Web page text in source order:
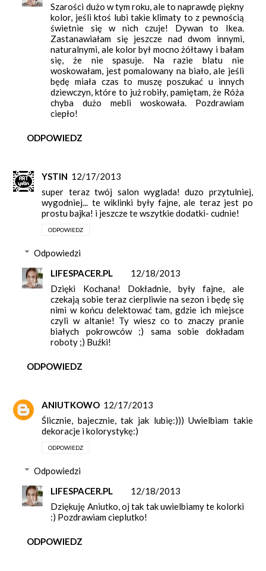
Szarości dużo w tym roku, ale to naprawdę piękny
kolor, jeśli ktoś lubi takie klimaty to z pewnością
świetnie się w nich czuje! Dywan to Ikea.
Zastanawiałam się jeszcze nad dwom innymi,
naturalnymi, ale kolor był mocno żółtawy i bałam
się, że nie spasuje. Na razie blatu nie
woskowałam, jest pomalowany na biało, ale jeśli
będę miała czas to muszę poszukać u innych
dziewczyn, które to już robiły, pamiętam, że Róża
chyba dużo mebli woskowała. Pozdrawiam
ciepło!
ODPOWIEDZ
YSTIN 12/17/2013
super teraz twój salon wyglada! duzo przytulniej,
wygodniej... te wiklinki były fajne, ale teraz jest po
prostu bajka! i jeszcze te wszytkie dodatki- cudnie!
ODPOWIEDZ
Odpowiedzi
LIFESPACER.PL
12/18/2013
Dzięki Kochana! Dokładnie, były fajne, ale
czekają sobie teraz cierpliwie na sezon i będę się
nimi w końcu delektować tam, gdzie ich miejsce
czyli w altanie! Ty wiesz co to znaczy pranie
białych pokrowców ;) sama sobie dokładam
roboty ;) Buźki!
ODPOWIEDZ
ANIUTKOWO 12/17/2013
Ślicznie, bajecznie, tak jak lubię:))) Uwielbiam takie
dekoracje i kolorystykę:)
ODPOWIEDZ
Odpowiedzi
LIFESPACER.PL
12/18/2013
Dziękuję Aniutko, oj tak tak uwielbiamy te kolorki
:) Pozdrawiam cieplutko!
ODPOWIEDZ